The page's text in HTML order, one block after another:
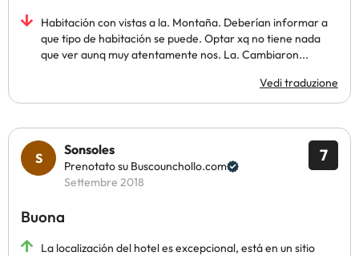
Habitación con vistas a la. Montaña. Deberían informar a
que tipo de habitación se puede. Optar xq no tiene nada
que ver aunq muy atentamente nos. La. Cambiaron...
Vedi traduzione
7
Sonsoles
Prenotato su Buscounchollo.com
Settembre 2018
Buona
La localización del hotel es excepcional, está en un sitio